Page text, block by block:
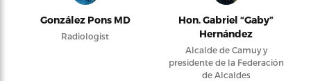
González Pons MD
Radiologist
Hon. Gabriel “Gaby”
Hernández
Alcalde de Camuy y
presidente de la Federación
de Alcaldes